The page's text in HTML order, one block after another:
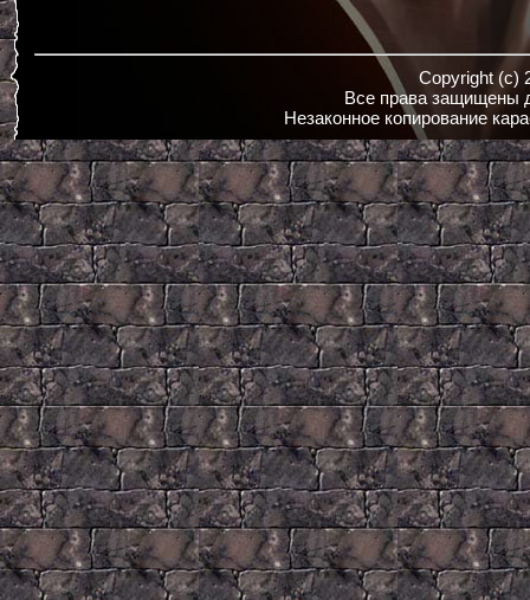
Copyright (c)
Все права защищены
Незаконное копирование